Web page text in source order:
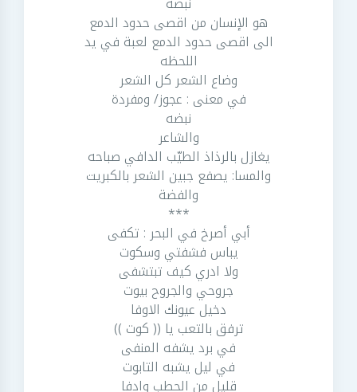
هو الإنسان من اقصى حدود الدمع
الى اقصى حدود الدمع لعبة في يد
اللحظه
وضاع الشعر كل الشعر
في معنى : عجوز/ ومفردة
نبضه
والشاعر
يغازل بالرذاذ الطيّب الدافي صباحه
والمسا: يصفع جبين الشعر بالكبريت
والفضة
***
أبي أصرخ في البحر : تكفى
يباس فشفتي وسكوت
ولا ادري كيف تبتشفى
جروحي والجروح بيوت
دخيل عيونك الاوفا
ترفق بالتعب يا (( كوت ))
في برد يشفه المنفى
في ليل يشبه التابوت
قليل من الحطب وادفا